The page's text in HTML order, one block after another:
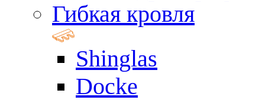
Гибкая кровля
Shinglas
Docke